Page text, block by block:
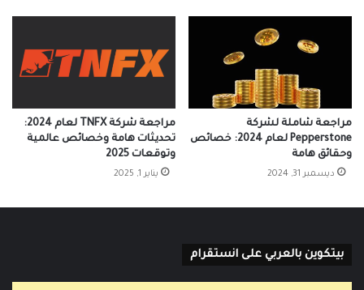
مراجعة شركة TNFX لعام 2024:
تحديثات هامة وخصائص عالمية
وتوقعات 2025
يناير 1, 2025
مراجعة شاملة لشركة
Pepperstone لعام 2024: خصائص
وحقائق هامة
ديسمبر 31, 2024
بيتكوين بالعربي على انستقرام